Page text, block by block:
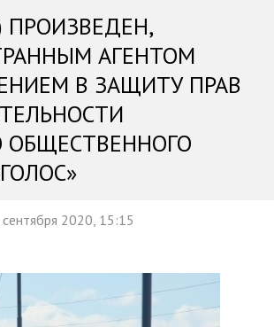
АГЕНТОМ
В ЗАЩИТУ ПРАВ
ОБЩЕСТВЕННОГО
2020, 15:15